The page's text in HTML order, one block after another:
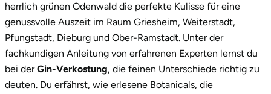
herrlich grünen Odenwald die perfekte Kulisse für eine
genussvolle Auszeit im Raum Griesheim, Weiterstadt,
Pfungstadt, Dieburg und Ober-Ramstadt. Unter der
fachkundigen Anleitung von erfahrenen Experten lernst du
bei derGin-Verkostung, die feinen Unterschiede richtig zu
deuten. Du erfährst, wie erlesene Botanicals, die
Villingen Schwenningen
Vorpommern-Greifswald